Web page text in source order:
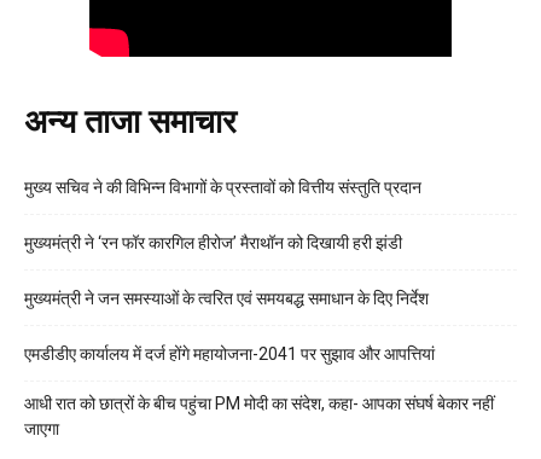
अन्य ताजा समाचार
मुख्य सचिव ने की विभिन्न विभागों के प्रस्तावों को वित्तीय संस्तुति प्रदान
मुख्यमंत्री ने ‘रन फॉर कारगिल हीरोज’ मैराथॉन को दिखायी हरी झंडी
मुख्यमंत्री ने जन समस्याओं के त्वरित एवं समयबद्ध समाधान के दिए निर्देश
एमडीडीए कार्यालय में दर्ज होंगे महायोजना-2041 पर सुझाव और आपत्तियां
आधी रात को छात्रों के बीच पहुंचा PM मोदी का संदेश, कहा- आपका संघर्ष बेकार नहीं
जाएगा